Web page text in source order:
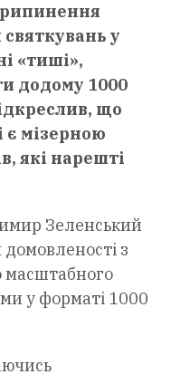
у
«тиші»,
додому 1000
що
є мізерною
які нарешті
Зеленський
з
масштабного
у форматі 1000